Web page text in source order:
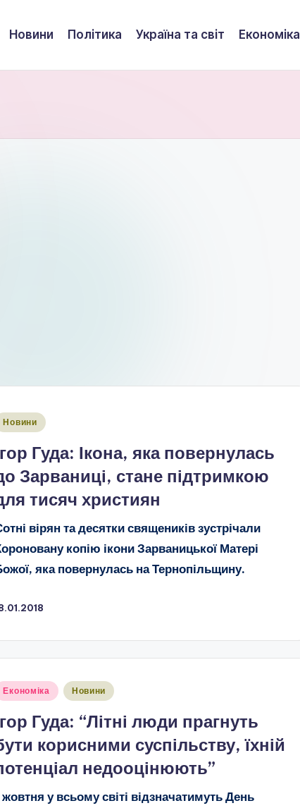
Новини Політика Україна та світ Економіка
Новини
Гуда: Ікона, яка повернулась
Зарваниці, стане підтримкою
тисяч християн
вірян та десятки священиків зустрічали
копію ікони Зарваницької Матері
яка повернулась на Тернопільщину.
Економіка Новини
Гуда: “Літні люди прагнуть
корисними суспільству, їхній
недооцінюють”
жовтня у всьому світі відзначатимуть День